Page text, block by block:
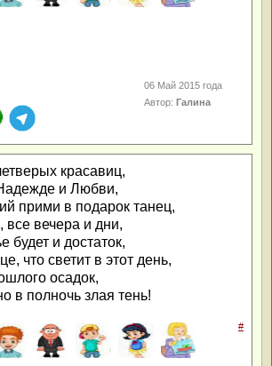
06 Май 2015 года
Автор:Галина
красавиц,
и Любви,
прими в подарок танец,
все вечера и дни,
будет и достаток,
что светит в этот день,
осадок,
в полночь злая тень!
#